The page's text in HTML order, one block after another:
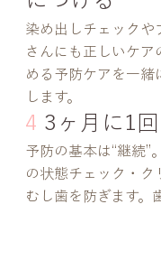
染め出しチェックや
さんにも正しいケア
める予防ケアを一緒
します。
4 3ヶ月に1
予防の基本は“継続”
の状態チェック・ク
むし歯を防ぎます。